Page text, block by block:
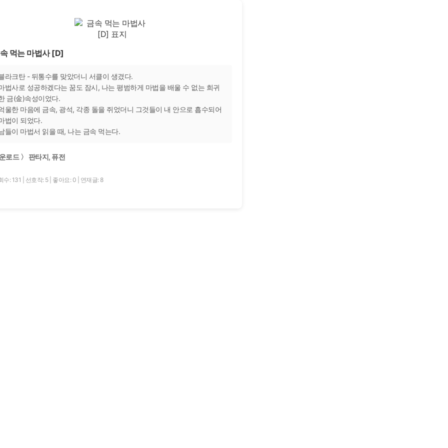
먹는 마법사 [D]
라크탄 - 뒤통수를 맞았더니 서클이 생겼다.
법사로 성공하겠다는 꿈도 잠시, 나는 평범하게 마법을 배울 수 없는 희귀
금(金)속성이었다.
울한 마음에 금속, 광석, 각종 돌을 쥐었더니 그것들이 내 안으로 흡수되어
법이 되었다.
들이 마법서 읽을 때, 나는 금속 먹는다.
로드 〉 판타지, 퓨전
수: 131 선호작: 5 좋아요: 0 연재글: 8